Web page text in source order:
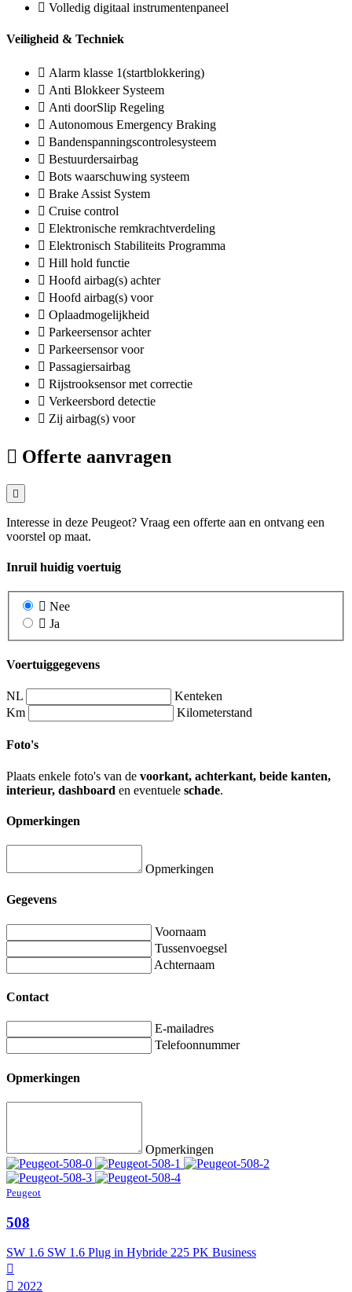
Volledig digitaal instrumentenpaneel
Veiligheid & Techniek
Alarm klasse 1(startblokkering)
Anti Blokkeer Systeem
Anti doorSlip Regeling
Autonomous Emergency Braking
Bandenspanningscontrolesysteem
Bestuurdersairbag
Bots waarschuwing systeem
Brake Assist System
Cruise control
Elektronische remkrachtverdeling
Elektronisch Stabiliteits Programma
Hill hold functie
Hoofd airbag(s) achter
Hoofd airbag(s) voor
Oplaadmogelijkheid
Parkeersensor achter
Parkeersensor voor
Passagiersairbag
Rijstrooksensor met correctie
Verkeersbord detectie
Zij airbag(s) voor
Offerte aanvragen
Interesse in deze Peugeot? Vraag een offerte aan en ontvang een
voorstel op maat.
Inruil huidig voertuig
Nee
Ja
Voertuiggegevens
NL
Kenteken
Km
Kilometerstand
Foto's
Plaats enkele foto's van de voorkant, achterkant, beide kanten,
interieur, dashboard en eventuele schade.
Opmerkingen
Opmerkingen
Gegevens
Voornaam
Tussenvoegsel
Achternaam
Contact
E-mailadres
Telefoonnummer
Opmerkingen
Opmerkingen
Peugeot
508
SW 1.6 SW 1.6 Plug in Hybride 225 PK Business
2022